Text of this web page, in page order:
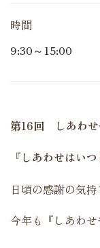
時間
9:30～15:00
第16回 しあわ
『しあわせはい
日頃の感謝の気
今年も『しあわ